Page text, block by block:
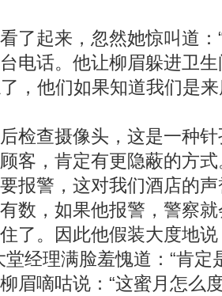
起来，忽然她惊叫道：
话。他让柳眉躲进卫生
，他们如果知道我们是
查摄像头，这是一种针
客，肯定有更隐蔽的方
报警，这对我们酒店的
，如果他报警，警察就
了。因此他假装大度地
经理满脸羞愧道：“肯
嘀咕说：“这蜜月怎么度